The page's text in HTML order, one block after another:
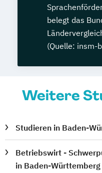
belegt das
(Quelle: insm-
Weitere
Studieren in Baden-
Betriebswirt -
in Baden-Württemberg